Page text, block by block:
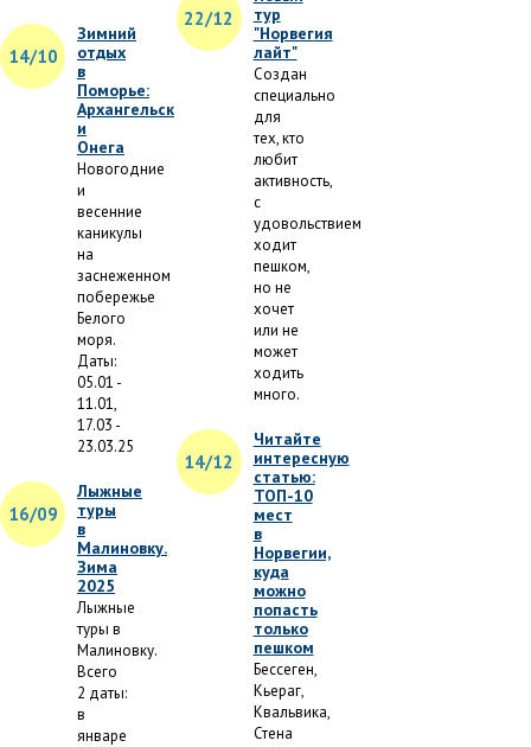
14/10
Зимний
отдых
в
Поморье:
Архангельск
и
Онега
Новогодние
и
весенние
каникулы
на
заснеженном
побережье
Белого
моря.
Даты:
05.01 -
11.01,
17.03 -
23.03.25
16/09
Лыжные
туры
в
Малиновку.
Зима
2025
Лыжные
туры в
Малиновку.
Всего
2 даты:
в
январе
22/12
тур
"Норвегия
лайт"
Создан
специально
для
тех, кто
любит
активность,
с
удовольствием
ходит
пешком,
но не
хочет
или не
может
ходить
много.
14/12
Читайте
интересную
статью:
ТОП-10
мест
в
Норвегии,
куда
можно
попасть
только
пешком
Бессеген,
Кьераг,
Квальвика,
Стена